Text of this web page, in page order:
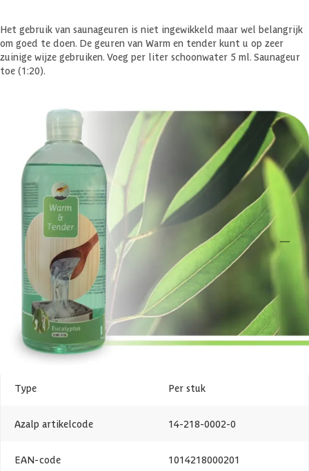
Het gebruik van saunageuren is niet ingewikkeld maar wel belangrijk
om goed te doen. De geuren van Warm en tender kunt u op zeer
zuinige wijze gebruiken. Voeg per liter schoonwater 5 ml. Saunageur
toe (1:20).
de beleving van uw saunagang compleet. De geur eucalyptus
kenmerkt zich door een twinkelende en frisse geur. Helder en zuiver
dat zorgt voor een frisse ademhaling. Een heerlijke geur voor uw
privésauna.
Specificaties
Belangrijke specificaties
Merk Warm and Tender
Levertijd 1-3 werkdagen
Geur
Type Per stuk
Azalp artikelcode 14-218-0002-0
EAN-code 1014218000201